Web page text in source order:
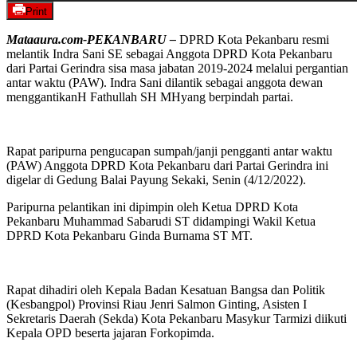
Print
Mataaura.com-PEKANBARU – DPRD Kota Pekanbaru resmi
melantik Indra Sani SE sebagai Anggota DPRD Kota Pekanbaru
dari Partai Gerindra sisa masa jabatan 2019-2024 melalui pergantian
antar waktu (PAW). Indra Sani dilantik sebagai anggota dewan
menggantikanH Fathullah SH MHyang berpindah partai.
Rapat paripurna pengucapan sumpah/janji pengganti antar waktu
(PAW) Anggota DPRD Kota Pekanbaru dari Partai Gerindra ini
digelar di Gedung Balai Payung Sekaki, Senin (4/12/2022).
Paripurna pelantikan ini dipimpin oleh Ketua DPRD Kota
Pekanbaru Muhammad Sabarudi ST didampingi Wakil Ketua
DPRD Kota Pekanbaru Ginda Burnama ST MT.
Rapat dihadiri oleh Kepala Badan Kesatuan Bangsa dan Politik
(Kesbangpol) Provinsi Riau Jenri Salmon Ginting, Asisten I
Sekretaris Daerah (Sekda) Kota Pekanbaru Masykur Tarmizi diikuti
Kepala OPD beserta jajaran Forkopimda.